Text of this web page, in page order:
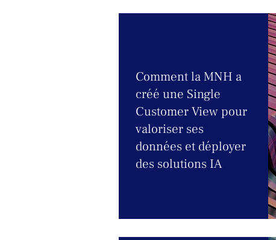
Comment la MNH a
créé une Single
Customer View pour
valoriser ses
données et déployer
des solutions IA